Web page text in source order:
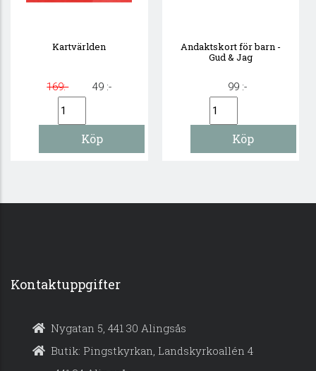
Kartvärlden
169:- 49 :-
Andaktskort för barn -
Gud & Jag
99 :-
Kontaktuppgifter
Nygatan 5, 441 30 Alingsås
Butik: Pingstkyrkan, Landskyrkoallén 4